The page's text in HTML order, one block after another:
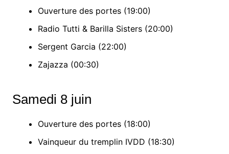
Ouverture des portes (19:00)
Radio Tutti & Barilla Sisters (20:00)
Sergent Garcia (22:00)
Zajazza (00:30)
Samedi 8 juin
Ouverture des portes (18:00)
Vainqueur du tremplin IVDD (18:30)